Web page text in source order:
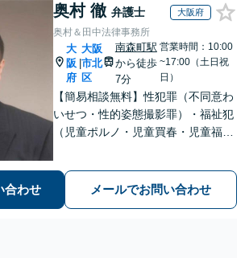
奥村 徹 弁護士 大阪府
奥村＆田中法律事務所
大
阪
府
大阪
市北
区
南森町駅
から徒歩
7分
営業時間：10:00
~17:00（土日祝
日）
【簡易相談無料】性犯罪（不同意わ
いせつ・性的姿態撮影罪）・福祉犯
（児童ポルノ・児童買春・児童福祉
等）に非常に詳しい弁護士です
合わせ メールでお問い合わせ